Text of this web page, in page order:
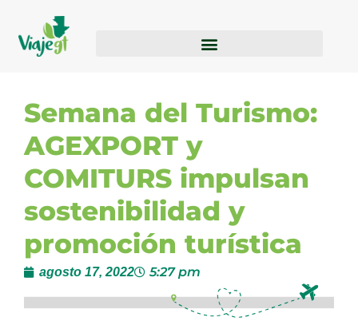
Semana del Turismo:
AGEXPORT y
COMITURS impulsan
sostenibilidad y
promoción turística
agosto 17, 2022 5:27 pm